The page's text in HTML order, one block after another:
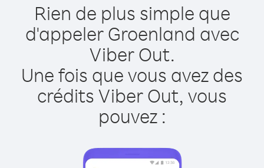
Rien de plus simple que
d'appeler Groenland avec
Viber Out.
Une fois que vous avez des
crédits Viber Out, vous
pouvez :